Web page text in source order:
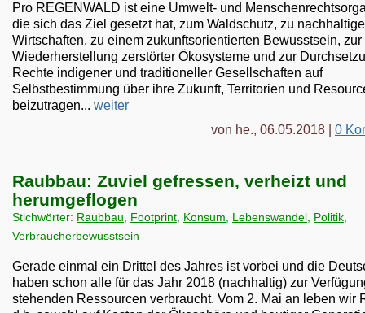
Pro REGENWALD ist eine Umwelt- und
die sich das Ziel gesetzt hat, zum Waldschutz, zu
Wirtschaften, zu einem zukunftsorientierten Bewusstsein, zur
Wiederherstellung zerstörter Ökosysteme und zur
Rechte indigener und traditioneller Gesellschaften auf
Selbstbestimmung über ihre Zukunft, Territorien und
beizutragen... weiter
von he., 06.05.2018 | 0
Raubbau: Zuviel gefressen, verheizt und
herumgeflogen
Stichwörter: Raubbau Footprint Konsum Lebenswandel Politik
Verbraucherbewusstsein
Gerade einmal ein Drittel des Jahres ist vorbei und die
haben schon alle für das Jahr 2018 (nachhaltig) zur
stehenden Ressourcen verbraucht. Vom 2. Mai an leben wir